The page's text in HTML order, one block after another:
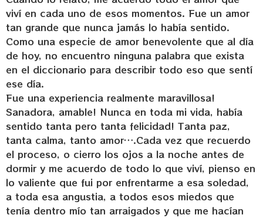
viví en cada uno de esos momentos. Fue un amor
tan grande que nunca jamás lo había sentido.
Como una especie de amor benevolente que al día
de hoy, no encuentro ninguna palabra que exista
en el diccionario para describir todo eso que sentí
ese día.
Fue una experiencia realmente maravillosa!
Sanadora, amable! Nunca en toda mi vida, había
sentido tanta pero tanta felicidad! Tanta paz,
tanta calma, tanto amor….Cada vez que recuerdo
el proceso, o cierro los ojos a la noche antes de
dormir y me acuerdo de todo lo que viví, pienso en
lo valiente que fui por enfrentarme a esa soledad,
a toda esa angustia, a todos esos miedos que
tenía dentro mío tan arraigados y que me hacían